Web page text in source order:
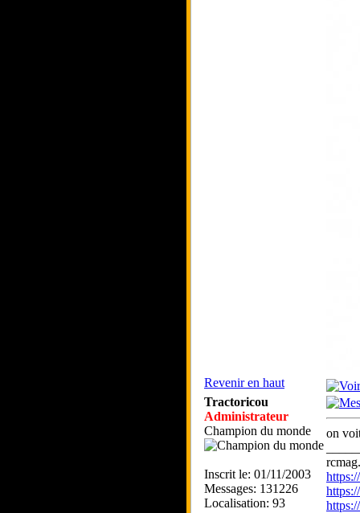
Revenir en haut
Tractoricou
Administrateur
Champion du monde
Inscrit le: 01/11/2003
Messages: 131226
Localisation: 93
on